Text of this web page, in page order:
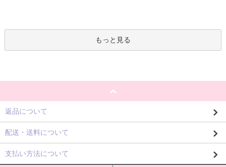
もっと見る
返品について
配送・送料について
支払い方法について